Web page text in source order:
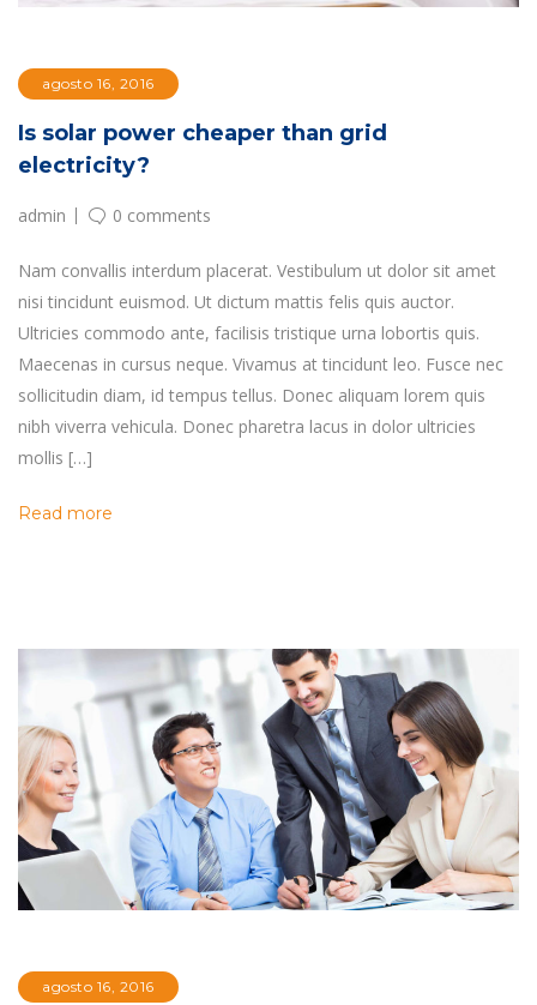
agosto 16, 2016
Is solar power cheaper than grid
electricity?
admin 0 comments
Nam convallis interdum placerat. Vestibulum ut dolor sit amet
nisi tincidunt euismod. Ut dictum mattis felis quis auctor.
Ultricies commodo ante, facilisis tristique urna lobortis quis.
Maecenas in cursus neque. Vivamus at tincidunt leo. Fusce nec
sollicitudin diam, id tempus tellus. Donec aliquam lorem quis
nibh viverra vehicula. Donec pharetra lacus in dolor ultricies
mollis […]
Read more
agosto 16, 2016